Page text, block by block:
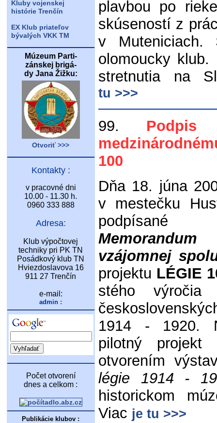
Kluby vojenskej
histórie Trenčín
EX Klub priateľov
bývalých VKK TM
Múzeum Parti-
zánskej brigá-
dy Jana Žižku:
Otvoriť >>>
Kontakty :
v pracovné dni
10.00 - 11.30 h.
0960 333 888
Adresa:
Klub výpočtovej
techniky pri PK TN
Posádkový klub TN
Hviezdoslavova 16
911 27 Trenčín
e-mail:
admin :
Počet otvorení
dnes a celkom :
Publikácie klubov :
plavbou po
skúseností z
v Muteniciach.
olomoucky
stretnutia na
tu >>>
99.
Podpis
100
Dňa 18. júna
v mestečku
podpísané
vzájomnej
projektu LÉGIE
stého
1914 - 1920.
pilotný projekt
otvorením
légie 1914 -
historickom
Viac je tu >>>